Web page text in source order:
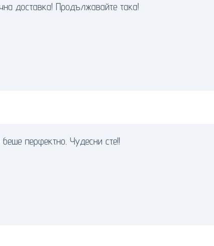
доставка! Продължавайте така!
перфектно. Чудесни сте!!